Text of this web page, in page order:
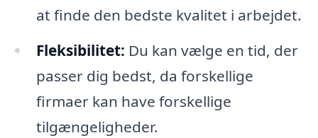
at finde den bedste kvalitet i arbejdet.
Fleksibilitet: Du kan vælge en tid, der
passer dig bedst, da forskellige
firmaer kan have forskellige
tilgængeligheder.